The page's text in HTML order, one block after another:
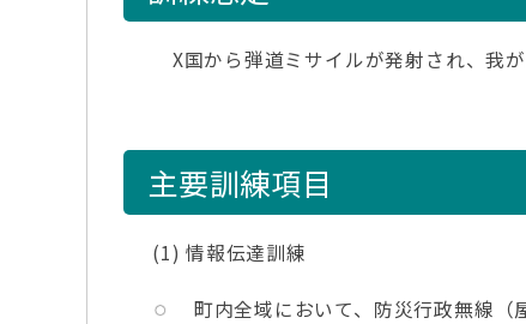
X国から弾道ミサイルが発射され、我
主要訓練項目
(1) 情報伝達訓練
町内全域において、防災行政無線（